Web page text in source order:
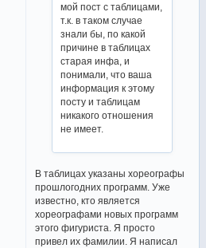
мой пост с таблицами,
т.к. в таком случае
знали бы, по какой
причине в таблицах
старая инфа, и
понимали, что ваша
информация к этому
посту и таблицам
никакого отношения
не имеет.
В таблицах указаны хореографы
прошлогодних программ. Уже
известно, кто является
хореографами новых программ
этого фигуриста. Я просто
привел их фамилии. Я написал